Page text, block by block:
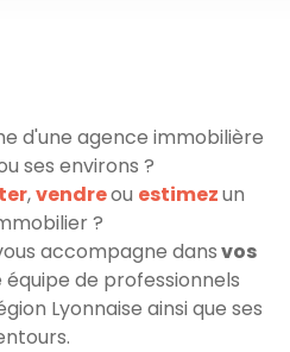
d'une agence immobilière
ses environs ?
,vendreou estimezun
?
accompagne dansvos
équipe de professionnels
Lyonnaise ainsi que ses